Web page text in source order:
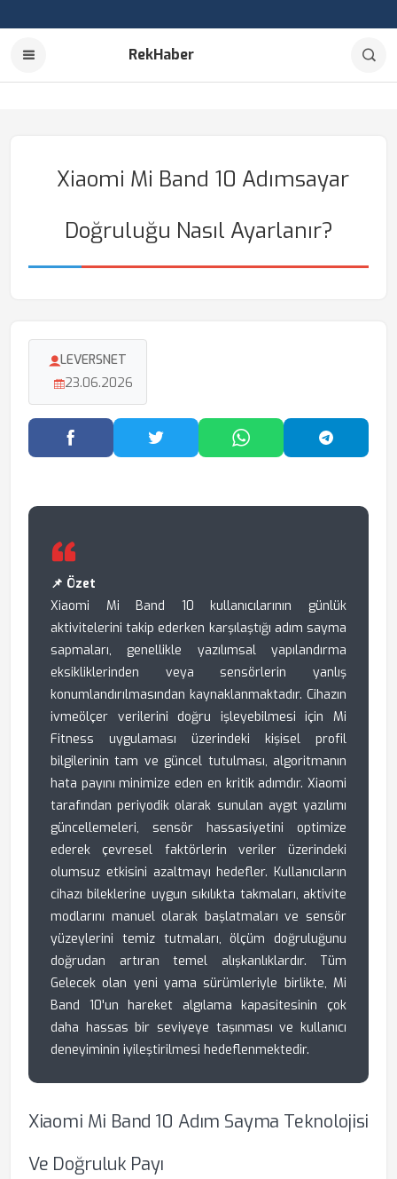
RekHaber
Xiaomi Mi Band 10 Adımsayar
Doğruluğu Nasıl Ayarlanır?
LEVERSNET
23.06.2026
Facebook'ta PaylaşTwitter'da PaylaşWhatsApp'ta Paylaş
📌 Özet
Xiaomi Mi Band 10 kullanıcılarının günlük
aktivitelerini takip ederken karşılaştığı adım sayma
sapmaları, genellikle yazılımsal yapılandırma
eksikliklerinden veya sensörlerin yanlış
konumlandırılmasından kaynaklanmaktadır. Cihazın
ivmeölçer verilerini doğru işleyebilmesi için Mi
Fitness uygulaması üzerindeki kişisel profil
bilgilerinin tam ve güncel tutulması, algoritmanın
hata payını minimize eden en kritik adımdır. Xiaomi
tarafından periyodik olarak sunulan aygıt yazılımı
güncellemeleri, sensör hassasiyetini optimize
ederek çevresel faktörlerin veriler üzerindeki
olumsuz etkisini azaltmayı hedefler. Kullanıcıların
cihazı bileklerine uygun sıkılıkta takmaları, aktivite
modlarını manuel olarak başlatmaları ve sensör
yüzeylerini temiz tutmaları, ölçüm doğruluğunu
doğrudan artıran temel alışkanlıklardır. Tüm
Gelecek olan yeni yama sürümleriyle birlikte, Mi
Band 10'un hareket algılama kapasitesinin çok
daha hassas bir seviyeye taşınması ve kullanıcı
deneyiminin iyileştirilmesi hedeflenmektedir.
Xiaomi Mi Band 10 Adım Sayma Teknolojisi
Ve Doğruluk Payı